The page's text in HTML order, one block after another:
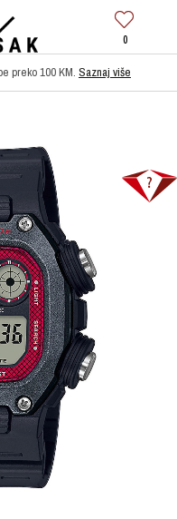
0
preko 100 KM. Saznaj više